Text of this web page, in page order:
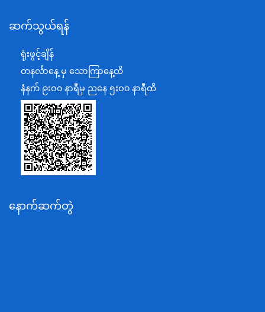
စီမံကိန်း၊ဘဏ္ဍာရေးနှင့်စက်မှုဝန်ကြီးဌာန
အပြည်ပြည်ဆိုင်ရာပူးပေါင်းဆောင်ရွက်ရေးဝန်ကြီးဌာန
ပြန်ကြားရေးဝန်ကြီးဌာန
သာသနာရေးနှင့် ယဉ်ကျေးမှုဝန်ကြီးဌာန
စိုက်ပျိုးရေး၊မွေးမြူရေးနှင့်ဆည်မြောင်းဝန်ကြီးဌာန
ပို့ဆောင်ရေးနှင့်ဆက်သွယ်ရေးဝန်ကြီးဌာန
သယံဇာတနှင့်ပတ်ဝန်းကျင်ထိန်းသိမ်းရေးဝန်ကြီးဌာန
အလုပ်သမား၊လူဝင်မှုကြီးကြပ်ရေးနှင့်ပြည်သူ့အင်အား
ဆက်သွယ်ရန်
ရုံးဖွင့်ချိန်
တနင်္လာနေ့ မှ သောကြာနေ့ထိ
နံနက် ၉းဝ၀ နာရီမှ ညနေ ၅းဝ၀ နာရီထိ
နောက်ဆက်တွဲ